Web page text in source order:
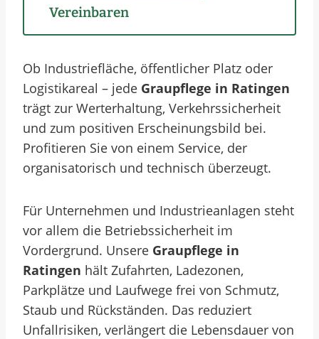
Vereinbaren
Ob Industriefläche, öffentlicher Platz oder
Logistikareal – jede Graupflege in Ratingen
trägt zur Werterhaltung, Verkehrssicherheit
und zum positiven Erscheinungsbild bei.
Profitieren Sie von einem Service, der
organisatorisch und technisch überzeugt.
Für Unternehmen und Industrieanlagen steht
vor allem die Betriebssicherheit im
Vordergrund. Unsere Graupflege in
Ratingen hält Zufahrten, Ladezonen,
Parkplätze und Laufwege frei von Schmutz,
Staub und Rückständen. Das reduziert
Unfallrisiken, verlängert die Lebensdauer von